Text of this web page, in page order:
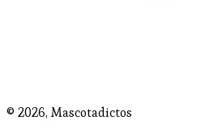
© 2026, Mascotadictos